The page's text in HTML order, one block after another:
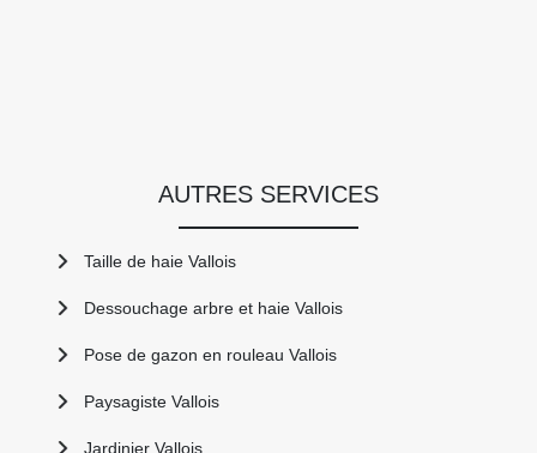
AUTRES SERVICES
Taille de haie Vallois
Dessouchage arbre et haie Vallois
Pose de gazon en rouleau Vallois
Paysagiste Vallois
Jardinier Vallois